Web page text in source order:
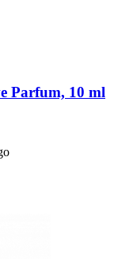
Parfum, 10 ml